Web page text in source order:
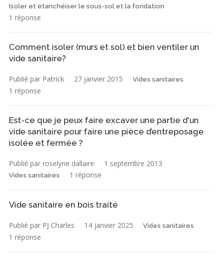
Isoler et étanchéiser le sous-sol et la fondation
1 réponse
Comment isoler (murs et sol) et bien ventiler un
vide sanitaire?
Publié par Patrick 27 janvier 2015 Vides sanitaires
1 réponse
Est-ce que je peux faire excaver une partie d'un
vide sanitaire pour faire une pièce d’entreposage
isolée et fermée ?
Publié par roselyne dallaire 1 septembre 2013
Vides sanitaires 1 réponse
Vide sanitaire en bois traité
Publié par PJ Charles 14 janvier 2025 Vides sanitaires
1 réponse